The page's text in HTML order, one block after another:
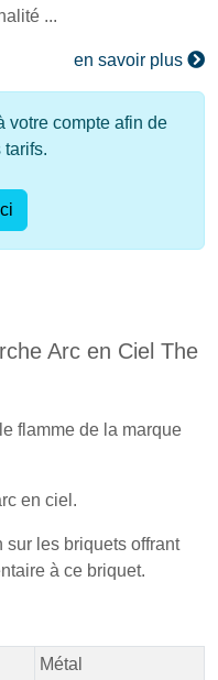
...
en savoir plus
votre compte afin de
tarifs.
Arc en Ciel The
flamme de la marque
en ciel.
sur les briquets offrant
à ce briquet.
Métal